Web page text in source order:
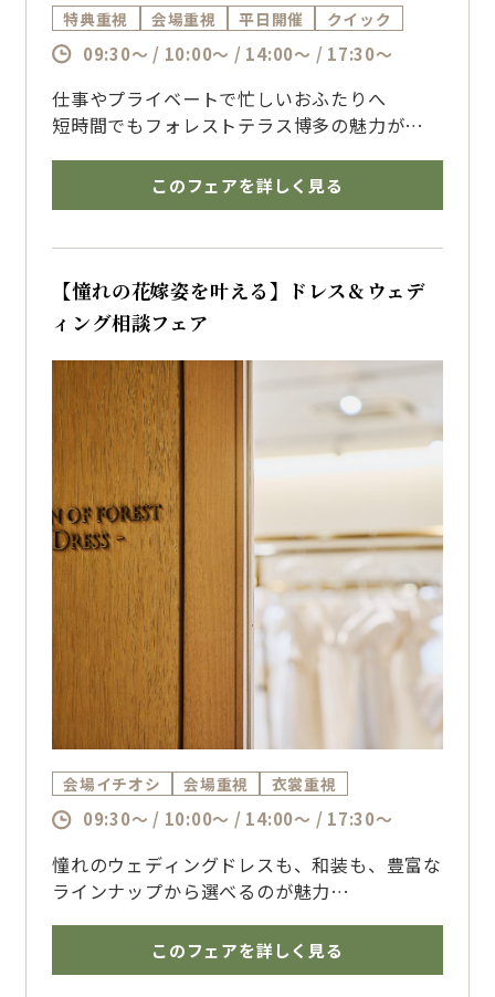
特典重視 会場重視 平日開催 クイック
09:30～ / 10:00～ / 14:00～ / 17:30～
仕事やプライベートで忙しいおふたりへ
短時間でもフォレストテラス博多の魅力がしっ
気になるポイントを中心にご案内いたします
博多で結婚式を挙げるならザ・フォレストテラ
このフェアを詳しく見る
【憧れの花嫁姿を叶える】ドレス＆ウェデ
ィング相談フェア
会場イチオシ 会場重視 衣裳重視
09:30～ / 10:00～ / 14:00～ / 17:30～
憧れのウェディングドレスも、和装も、豊富な
ラインナップから選べるのが魅力
の理想のコーディネートをご提案します
会場見学や試食とあわせて、結婚式当日のイメ
このフェアを詳しく見る